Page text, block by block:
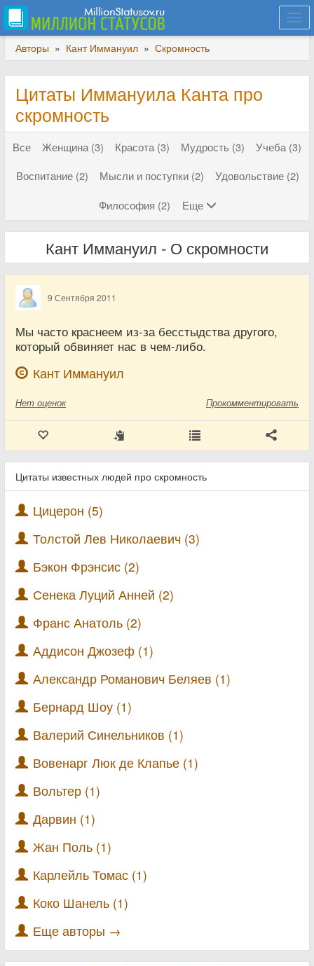
Авторы » Кант Иммануил » Скромность
Цитаты Иммануила Канта про
скромность
Все Женщина (3) Красота (3) Мудрость (3)
Учеба (3)
Воспитание (2)
Мысли и поступки (2)
Удовольствие (2)
Философия (2)
Еще
Кант Иммануил - О скромности
9 Сентября 2011
Мы часто краснеем из-за бесстыдства другого,
который обвиняет нас в чем-либо.
Кант Иммануил
Нет оценок Прокомментировать
Цитаты известных людей про скромность
Цицерон (5)
Толстой Лев Николаевич (3)
Бэкон Фрэнсис (2)
Сенека Луций Анней (2)
Франс Анатоль (2)
Аддисон Джозеф (1)
Александр Романович Беляев (1)
Бернард Шоу (1)
Валерий Синельников (1)
Вовенарг Люк де Клапье (1)
Вольтер (1)
Дарвин (1)
Жан Поль (1)
Карлейль Томас (1)
Коко Шанель (1)
Еще авторы →